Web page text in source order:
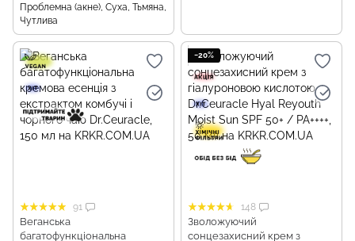
Проблемна (акне), Суха, Тьмяна,
Чутлива
91
Веганська
багатофункціональна
−20%
148
Зволожуючий
сонцезахисний крем з